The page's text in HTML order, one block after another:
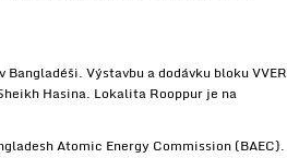
Výstavbu a dodávku bloku VVER
Hasina. Lokalita Rooppur je na
Atomic Energy Commission (BAEC).